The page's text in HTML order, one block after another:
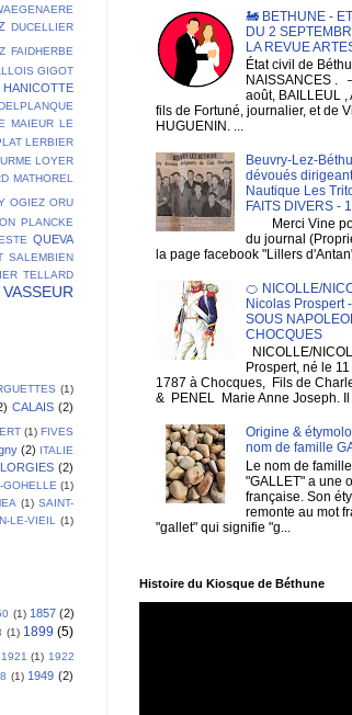
DUCELLIER
FAIDHERBE
GIGOT
HANICOTTE
MAIEUR LE
LERBIER
LOYER
MATHOREL
OGIEZ ORU
PLANCKE
QUEVA
SALEMBIEN
TELLARD
VASSEUR
(1)
CALAIS (2)
(1) FIVES
(2) ITALIE
LORGIES (2)
GOHELLE (1)
(1) SAINT-
LE-VIEIL
(1)
(1) 1857 (2)
(1) 1899 (5)
1921 (1) 1922
(1) 1949 (2)
🚂 BETHUNE -
DU 2
LA REVUE
État civil de
NAISSANCES
août, BAILLEUL ,
fils de Fortuné, journalier, et de
HUGUENIN. ...
Beuvry-Lez-
dévoués
Nautique Les
FAITS DIVERS -
Merci Vine
du journal
la page facebook "Lillers
🍊 NICOLLE/
Nicolas Prospert
SOUS
CHOCQUES
NICOLLE/
Prospert, né le
1787 à Chocques, Fils de
& PENEL Marie Anne Joseph. Il
Origine &
nom de famille
Le nom de famille
"GALLET" a une
française. Son
remonte au mot
"gallet" qui signifie "g...
Histoire du Kiosque de Béthune